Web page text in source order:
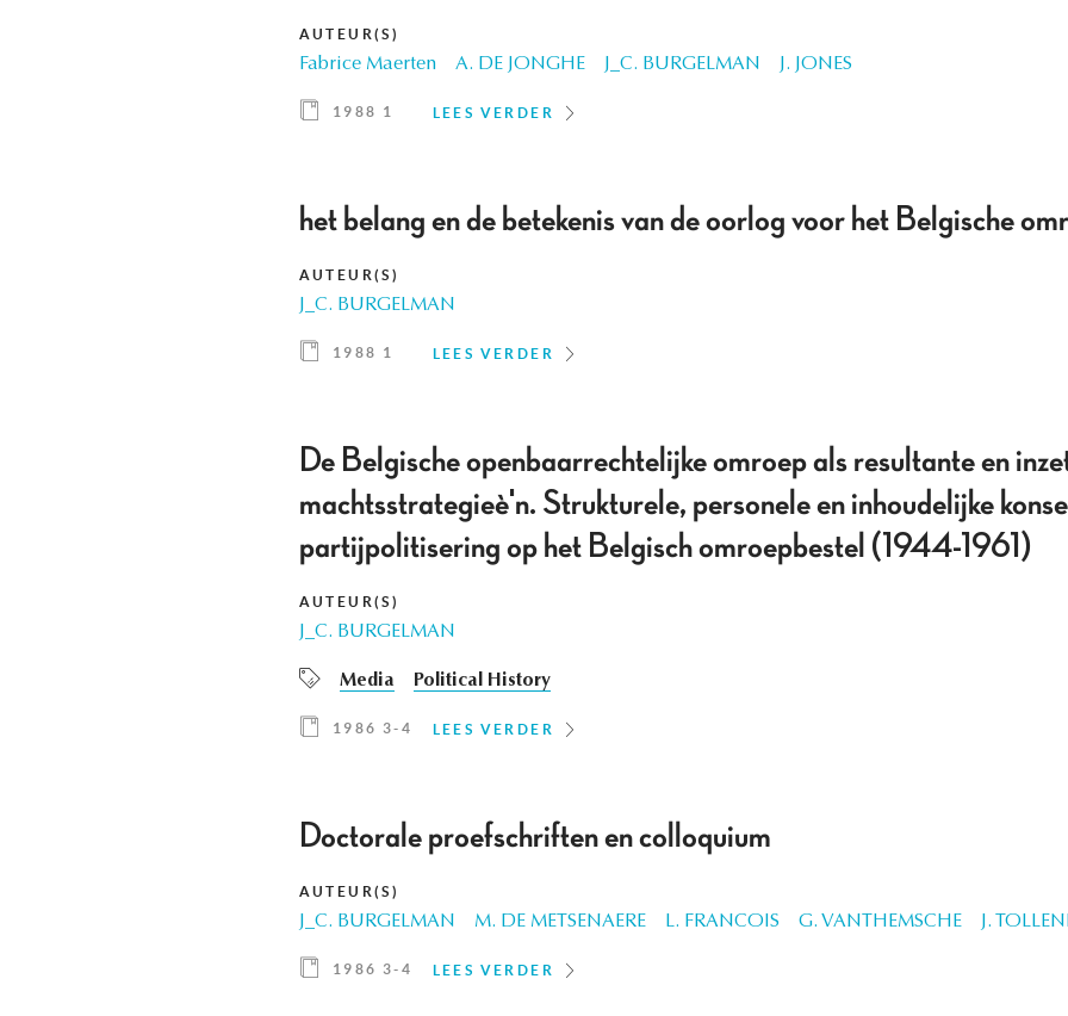
AUTEUR(S)
Fabrice Maerten A. DE JONGHE J_C. BURGELMAN J. JONES
1988 1 LEES VERDER
het belang en de betekenis van de oorlog voor het Belgische
AUTEUR(S)
J_C. BURGELMAN
1988 1 LEES VERDER
De Belgische openbaarrechtelijke omroep als resultante en
machtsstrategieè'n. Strukturele, personele en inhoudelijke
partijpolitisering op het Belgisch omroepbestel (1944-1961)
AUTEUR(S)
J_C. BURGELMAN
Media Political History
1986 3-4 LEES VERDER
Doctorale proefschriften en colloquium
AUTEUR(S)
J_C. BURGELMAN M. DE METSENAERE L. FRANCOIS G. VANTHEMSCHE J.
1986 3-4 LEES VERDER